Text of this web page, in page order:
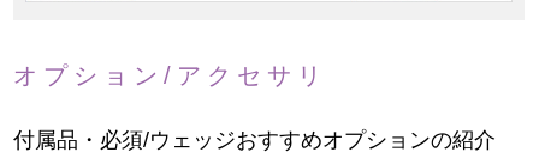
オプション/アクセサリ
付属品・必須/ウェッジおすすめオプションの紹介